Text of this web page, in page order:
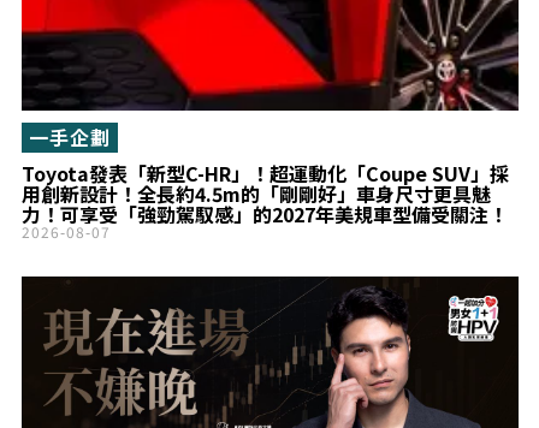
Toyota發表「新型C-HR」！超運動化「Coupe SUV」採
用創新設計！全長約4.5m的「剛剛好」車身尺寸更具魅
力！可享受「強勁駕馭感」的2027年美規車型備受關注！
一手企劃
2026-08-07